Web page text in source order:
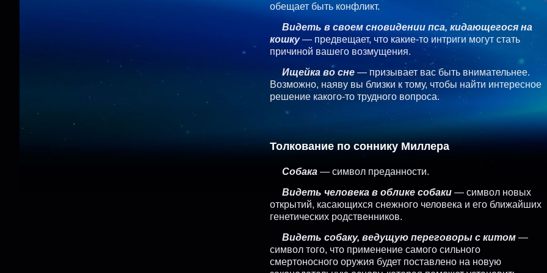
обещает быть конфликт.
Видеть в своем сновидении пса, кидающегося на
кошку— предвещает, что какие-то интриги могут стать
причиной вашего возмущения.
Ищейка во сне — призывает вас быть внимательнее.
Возможно, наяву вы близки к тому, чтобы найти интересное
решение какого-то трудного вопроса.
Толкование по соннику Миллера
Собака — символ преданности.
Видеть человека в облике собаки — символ новых
открытий, касающихся снежного человека и его ближайших
генетических родственников.
Видеть собаку, ведущую переговоры с китом —
символ того, что применение самого сильного
смертоносного оружия будет поставлено на новую